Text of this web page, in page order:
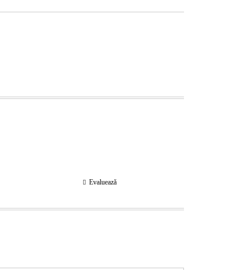
Evaluează